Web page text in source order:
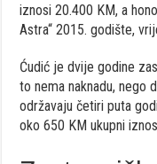
iznosi 20.400 KM, a
Astra“ 2015. godište,
Ćudić je dvije godine
to nema naknadu, nego
održavaju četiri puta
oko 650 KM ukupni